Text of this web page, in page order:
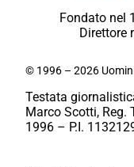
Fondato nel
Direttore
© 1996 – 2026
Testata
Marco Scotti, Reg.
1996 – P.I.